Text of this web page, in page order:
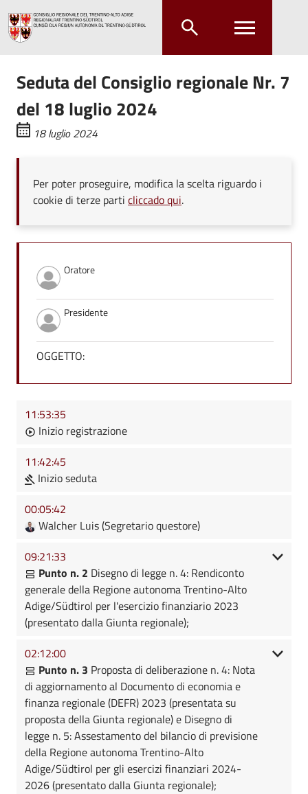
Seduta del Consiglio regionale Nr. 7
del 18 luglio 2024
18 luglio 2024
Per poter proseguire, modifica la scelta riguardo i
cookie di terze parti cliccado qui.
Oratore
Presidente
OGGETTO:
11:53:35
Inizio registrazione
11:42:45
Inizio seduta
00:05:42
Walcher Luis (Segretario questore)
09:21:33
Punto n. 2 Disegno di legge n. 4: Rendiconto
generale della Regione autonoma Trentino-Alto
Adige/Südtirol per l'esercizio finanziario 2023
(presentato dalla Giunta regionale);
02:12:00
Punto n. 3 Proposta di deliberazione n. 4: Nota
di aggiornamento al Documento di economia e
finanza regionale (DEFR) 2023 (presentata su
proposta della Giunta regionale) e Disegno di
legge n. 5: Assestamento del bilancio di previsione
della Regione autonoma Trentino-Alto
Adige/Südtirol per gli esercizi finanziari 2024-
2026 (presentato dalla Giunta regionale);